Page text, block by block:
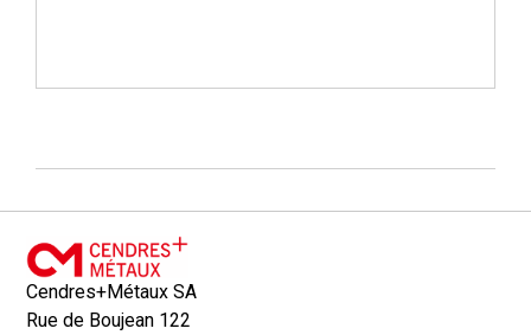
Cendres+Métaux SA
Rue de Boujean 122